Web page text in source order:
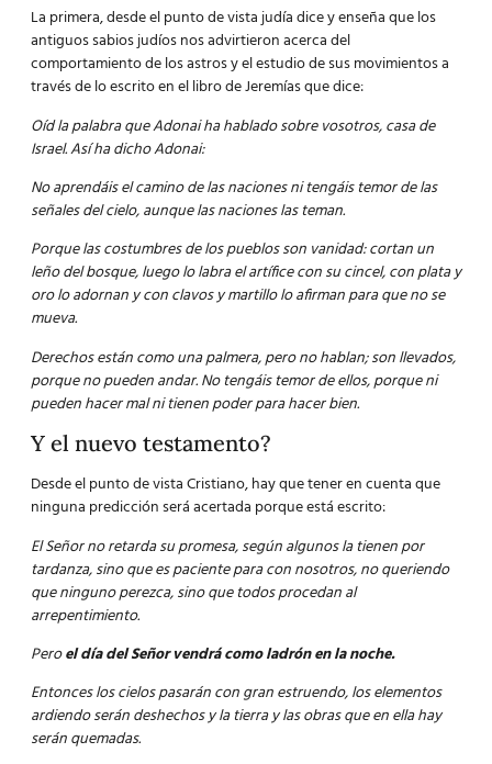
La primera, desde el punto de vista judía dice y enseña que los
antiguos sabios judíos nos advirtieron acerca del
comportamiento de los astros y el estudio de sus movimientos a
través de lo escrito en el libro de Jeremías que dice:
Oíd la palabra que Adonai ha hablado sobre vosotros, casa de
Israel. Así ha dicho Adonai:
No aprendáis el camino de las naciones ni tengáis temor de las
señales del cielo, aunque las naciones las teman.
Porque las costumbres de los pueblos son vanidad: cortan un
leño del bosque, luego lo labra el artífice con su cincel, con plata y
oro lo adornan y con clavos y martillo lo afirman para que no se
mueva.
Derechos están como una palmera, pero no hablan; son llevados,
porque no pueden andar. No tengáis temor de ellos, porque ni
pueden hacer mal ni tienen poder para hacer bien.
Y el nuevo testamento?
Desde el punto de vista Cristiano, hay que tener en cuenta que
ninguna predicción será acertada porque está escrito:
El Señor no retarda su promesa, según algunos la tienen por
tardanza, sino que es paciente para con nosotros, no queriendo
que ninguno perezca, sino que todos procedan al
arrepentimiento.
Peroel día del Señor vendrá como ladrón en la noche.
Entonces los cielos pasarán con gran estruendo, los elementos
ardiendo serán deshechos y la tierra y las obras que en ella hay
serán quemadas.